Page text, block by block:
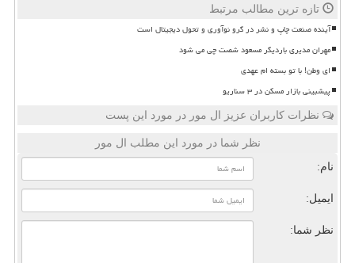
تازه ترین مطالب مرتبط
آینده صنعت چاپ و نشر در گرو نوآوری و تحول دیجیتال است
مهران مدیری باردیگر مسعود شصت چی می شود
ای وطن! با تو بسته ام عهدی
پیشبینی بازار مسکن در ۳ سناریو
نظرات کاربران عزیز ال مور در مورد این پست
نظر شما در مورد این مطلب ال مور
نام:
ایمیل:
نظر شما: